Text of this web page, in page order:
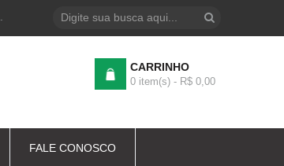
CARRINHO
0 item(s) - R$ 0,00
FALE CONOSCO